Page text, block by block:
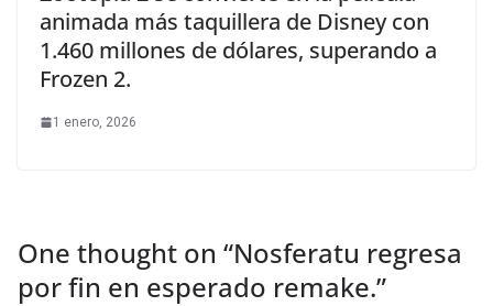
animada más taquillera de Disney con
1.460 millones de dólares, superando a
Frozen 2.
1 enero, 2026
One thought on “Nosferatu regresa
por fin en esperado remake.”